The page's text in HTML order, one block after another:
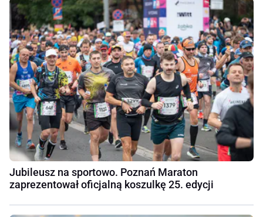
Jubileusz na sportowo. Poznań Maraton
zaprezentował oficjalną koszulkę 25. edycji